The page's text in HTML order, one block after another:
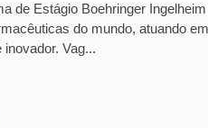
de Estágio Boehringer
do mundo, atuando
Vag...